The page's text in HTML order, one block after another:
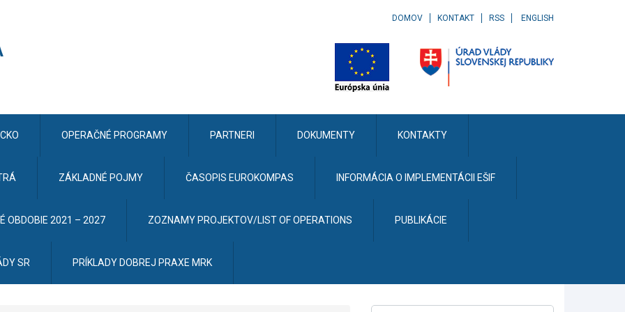
DOMOV KONTAKT RSS ENGLISH
CKO OPERAČNÉ PROGRAMY PARTNERI DOKUMENTY KONTAKTY
ZÁKLADNÉ POJMY ČASOPIS EUROKOMPAS INFORMÁCIA O IMPLEMENTÁCII EŠIF
OBDOBIE 2021 – 2027 ZOZNAMY PROJEKTOV/LIST OF OPERATIONS PUBLIKÁCIE
SR PRÍKLADY DOBREJ PRAXE MRK